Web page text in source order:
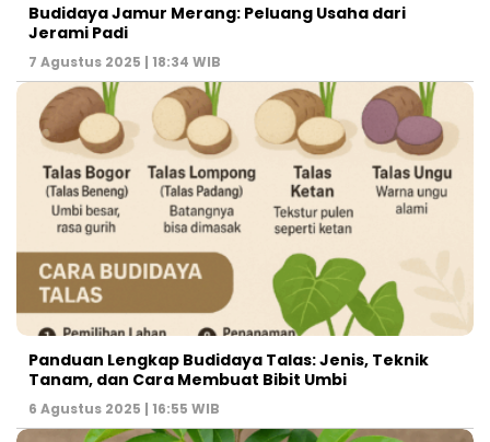
Budidaya Jamur Merang: Peluang Usaha dari
Jerami Padi
7 Agustus 2025 | 18:34 WIB
Panduan Lengkap Budidaya Talas: Jenis, Teknik
Tanam, dan Cara Membuat Bibit Umbi
6 Agustus 2025 | 16:55 WIB